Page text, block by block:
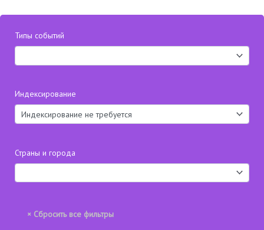
Типы событий
Индексирование
Страны и города